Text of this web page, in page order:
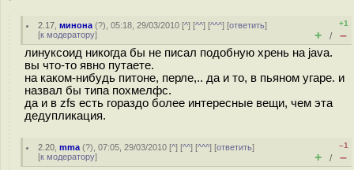
2.17 ,минона (?), 05:18, 29/03/2010 [^] [^^] [^^^] [ответить]
[к модератору]
+1
+ / –
линуксоид никогда бы не писал подобную хрень на java.
вы что-то явно путаете.
на каком-нибудь питоне, перле,.. да и то, в пьяном угаре. и
назвал бы типа похмелфс.
да и в zfs есть гораздо более интересные вещи, чем эта
дедупликация.
2.20 ,mma (?), 07:05, 29/03/2010 [^] [^^] [^^^] [ответить]
[к модератору]
–1
+ / –